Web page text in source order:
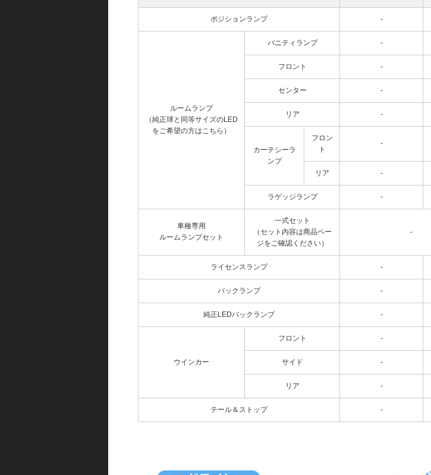
ポジションランプ -
ルームランプ
（純正球と同等サイズのLED
をご希望の方はこちら）
バニティランプ -
フロント -
センター -
リア -
カーテシーラ
ンプ
フロン
ト
-
リア -
ラゲッジランプ -
車種専用
ルームランプセット
一式セット
（セット内容は商品ペー
ジをご確認ください）
-
ライセンスランプ -
バックランプ -
純正LEDバックランプ -
ウインカー
フロント -
サイド -
リア -
テール＆ストップ -